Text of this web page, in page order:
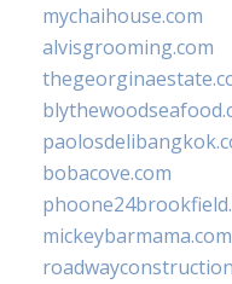
mychaihouse.com
alvisgrooming.com
bobacove.com
mickeybarmama.com